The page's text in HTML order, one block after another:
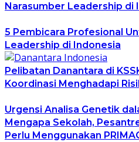
Narasumber Leadership di
5 Pembicara Profesional
Leadership di Indonesia
Pelibatan Danantara di
Koordinasi Menghadapi
Urgensi Analisa Genetik
Mengapa Sekolah,
Perlu Menggunakan